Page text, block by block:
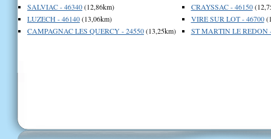
SALVIAC - 46340(12,86km)
LUZECH - 46140(13,06km)
CAMPAGNAC LES QUERCY - 24550(13,25km)
CRAYSSAC - 46150
VIRE SUR LOT - 46700
ST MARTIN LE REDON